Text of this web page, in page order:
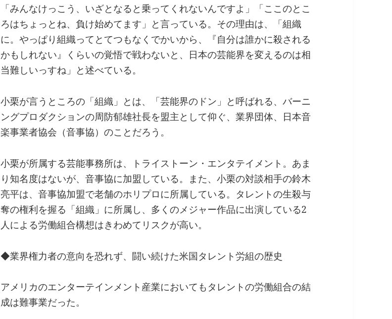
「みんなけっこう、いざとなると乗ってくれないんですよ」「ここのとこ
ろはちょっとね、負け始めてます」と言っている。その理由は、「組織
に。やっぱり組織ってとてつもなくでかいから、『自分は誰かに殺される
かもしれない』くらいの覚悟で戦わないと、日本の芸能界を変えるのは相
当難しいっすね」と述べている。
小栗が言うところの「組織」とは、「芸能界のドン」と呼ばれる、バーニ
ングプロダクションの周防郁雄社長を盟主として仰ぐ、業界団体、日本音
楽事業者協会（音事協）のことだろう。
小栗が所属する芸能事務所は、トライストーン・エンタテイメント。あま
り知名度はないが、音事協に加盟している。また、小栗の対談相手の鈴木
亮平は、音事協加盟で老舗のホリプロに所属している。タレントの生殺与
奪の権利を握る「組織」に所属し、多くのメジャー作品に出演している2
人による労働組合構想はきわめてリスクが高い。
◆業界権力者の意向を恐れず、闘い続けた米国タレント労組の歴史
アメリカのエンターテインメント産業においてもタレントの労働組合の結
成は難事業だった。